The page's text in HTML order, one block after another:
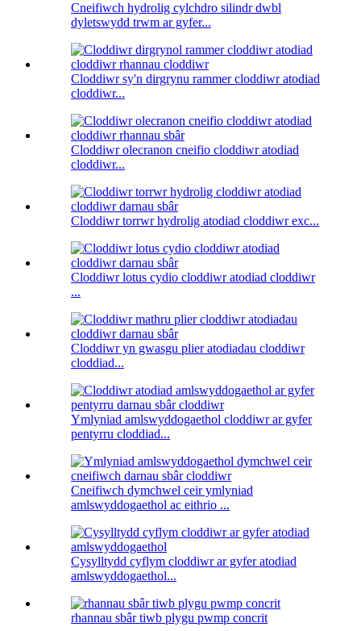
Cneifiwch hydrolig cylchdro silindr dwbl
dyletswydd trwm ar gyfer...
Cloddiwr sy'n dirgrynu rammer cloddiwr atodiad
cloddiwr...
Cloddiwr olecranon cneifio cloddiwr atodiad
cloddiwr...
Cloddiwr torrwr hydrolig atodiad cloddiwr exc...
Cloddiwr lotus cydio cloddiwr atodiad cloddiwr
...
Cloddiwr yn gwasgu plier atodiadau cloddiwr
cloddiad...
Ymlyniad amlswyddogaethol cloddiwr ar gyfer
pentyrru cloddiad...
Cneifiwch dymchwel ceir ymlyniad
amlswyddogaethol ac eithrio ...
Cysylltydd cyflym cloddiwr ar gyfer atodiad
amlswyddogaethol...
rhannau sbâr tiwb plygu pwmp concrit